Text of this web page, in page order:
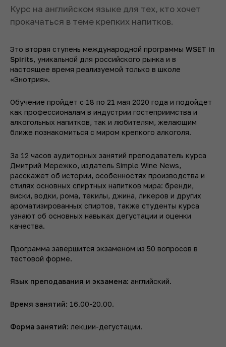
Курс на английском языке для тех, кто хочет
прокачаться в теме крепких напитков.
Это вторая ступень международной программы WSET in
Spirits, уникальной для российского рынка и в
настоящее время реализуемой только в школе
«Энотрия».
Обучение пройдет с 18 по 21 мая 2020 года и подойдет
как профессионалам в индустрии гостеприимства и
алкогольных напитков, так и любителям, желающим
ближе познакомиться с миром крепкого алкоголя.
За 12 часов аудиторных занятий преподаватель курса
Дмитрий Мережко, издатель Simple Wine News,
расскажет об истории, особенностях производства и
стилях основных спиртных напитков мира: бренди,
виски, водки, рома, текилы, джина, ликеров и других
ароматизированных спиртов, также студенты курса
узнают об основных навыках дегустации и оценки
качества.
Программа завершится экзаменом из 50 вопросов в
тестовой форме.
Язык преподавания и экзамена: английский.
Время занятий: 16.00-20.00.
Форма занятий: лекции-дегустации.